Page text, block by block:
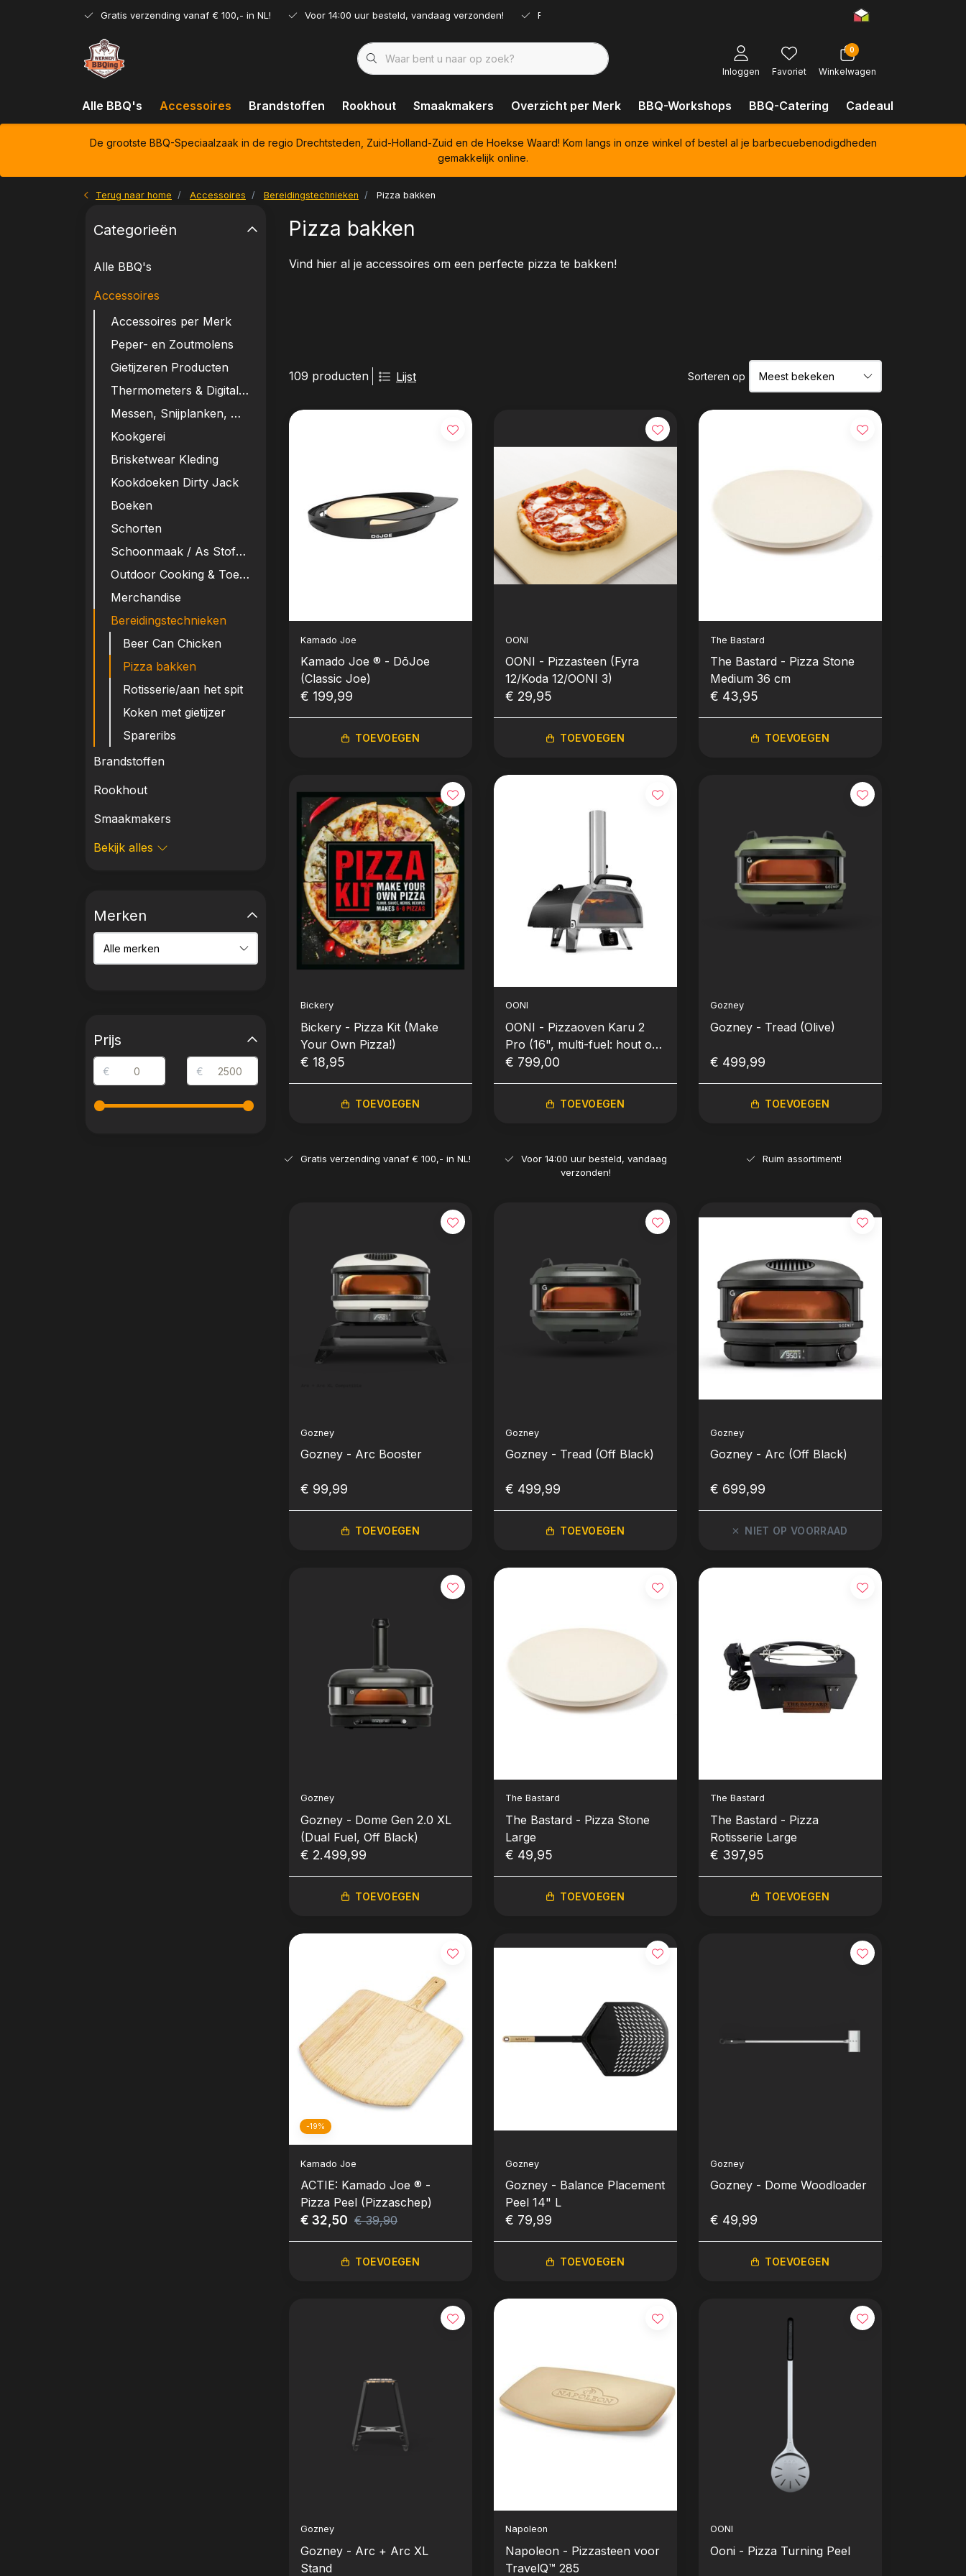
Gratis verzending vanaf € 100,- in NL! Voor 14:00 uur besteld, vandaag verzonden! Ruim assortiment!
Inloggen Favoriet
0
Winkelwagen
Alle BBQ's Accessoires Brandstoffen Rookhout Smaakmakers Overzicht per Merk BBQ-Workshops BBQ-Catering Cadeaubonnen
De grootste BBQ-Speciaalzaak in de regio Drechtsteden, Zuid-Holland-Zuid en de Hoekse Waard! Kom langs in onze winkel of bestel al je barbecuebenodigdheden
gemakkelijk online.
Terug naar home Accessoires Bereidingstechnieken Pizza bakken
Pizza bakken
Vind hier al je accessoires om een perfecte pizza te bakken!
109 producten Lijst Sorteren op
Kamado Joe
Kamado Joe ® - DōJoe
(Classic Joe)
€ 199,99
TOEVOEGEN
OONI
OONI - Pizzasteen (Fyra
12/Koda 12/OONI 3)
€ 29,95
TOEVOEGEN
The Bastard
The Bastard - Pizza Stone
Medium 36 cm
€ 43,95
TOEVOEGEN
Bickery
Bickery - Pizza Kit (Make
Your Own Pizza!)
€ 18,95
TOEVOEGEN
OONI
OONI - Pizzaoven Karu 2
Pro (16", multi-fuel: hout of
houtskool)
€ 799,00
TOEVOEGEN
Gozney
Gozney - Tread (Olive)
€ 499,99
TOEVOEGEN
Gratis verzending vanaf € 100,- in NL!
Voor 14:00 uur besteld, vandaag
verzonden!
Ruim assortiment!
Gozney
Gozney - Arc Booster
€ 99,99
TOEVOEGEN
Gozney
Gozney - Tread (Off Black)
€ 499,99
TOEVOEGEN
Gozney
Gozney - Arc (Off Black)
€ 699,99
NIET OP VOORRAAD
Gozney
Gozney - Dome Gen 2.0 XL
(Dual Fuel, Off Black)
€ 2.499,99
TOEVOEGEN
The Bastard
The Bastard - Pizza Stone
Large
€ 49,95
TOEVOEGEN
The Bastard
The Bastard - Pizza
Rotisserie Large
€ 397,95
TOEVOEGEN
-19%
Kamado Joe
ACTIE: Kamado Joe ® -
Pizza Peel (Pizzaschep)
€ 32,50 € 39,90
TOEVOEGEN
Gozney
Gozney - Balance Placement
Peel 14" L
€ 79,99
TOEVOEGEN
Gozney
Gozney - Dome Woodloader
€ 49,99
TOEVOEGEN
Gozney
Gozney - Arc + Arc XL
Stand
Napoleon
Napoleon - Pizzasteen voor
TravelQ™ 285
OONI
Ooni - Pizza Turning Peel
Categorieën
Alle BBQ's
Accessoires
Accessoires per Merk
Peper- en Zoutmolens
Gietijzeren Producten
Thermometers & Digitale Controllers
Messen, Snijplanken, Messenrekken
Kookgerei
Brisketwear Kleding
Kookdoeken Dirty Jack
Boeken
Schorten
Schoonmaak / As Stofzuigers / Accessoirerekken
Outdoor Cooking & Toebehoren
Merchandise
Bereidingstechnieken
Beer Can Chicken
Pizza bakken
Rotisserie/aan het spit
Koken met gietijzer
Spareribs
Brandstoffen
Rookhout
Smaakmakers
Bekijk alles
Merken
Prijs
€ €